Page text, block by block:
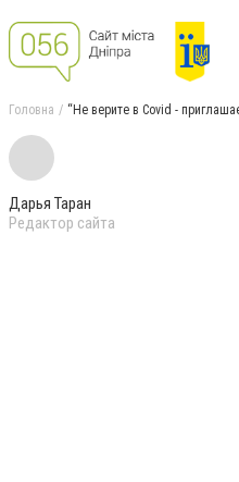
Головна “Не верите в Covid -
Дарья Таран
Редактор сайта